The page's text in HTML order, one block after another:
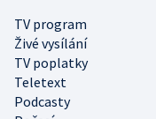
TV program
Živé vysílání
TV poplatky
Teletext
Podcasty